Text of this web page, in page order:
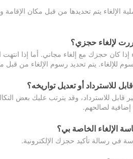
الإلغاء يتم تحديدها من قبل مكان
لإلغاء حجزي؟
كان حجزك مع إلغاء مجاني. أما إذا انتهت
للإلغاء. يتم تحديد رسوم الإلغاء من
للاسترداد أو تعديل تواريخه؟
قابل للاسترداد، وقد يترتب عليك بعض
لصالحهم.
الإلغاء الخاصة بي؟
في رسالة تأكيد حجزك الإلكترونية.